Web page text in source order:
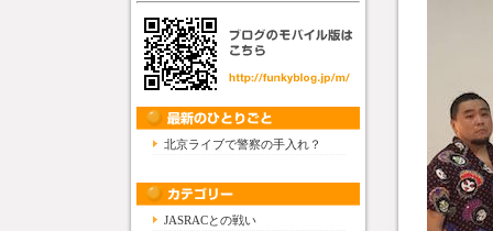
北京ライブで警察の手入れ？
JASRACとの戦い